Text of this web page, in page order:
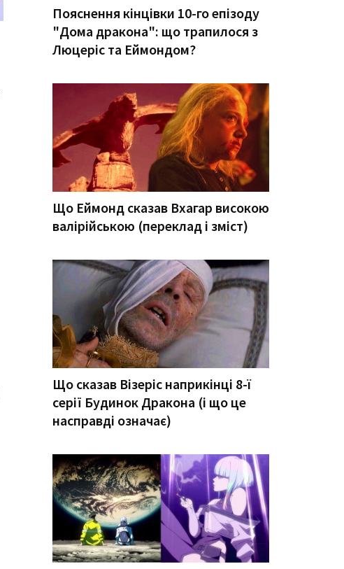
Пояснення кінцівки 10-го епізоду
"Дома дракона": що трапилося з
Люцеріс та Еймондом?
Що Еймонд сказав Вхагар високою
валірійською (переклад і зміст)
Що сказав Візеріс наприкінці 8-ї
серії Будинок Дракона (і що це
насправді означає)